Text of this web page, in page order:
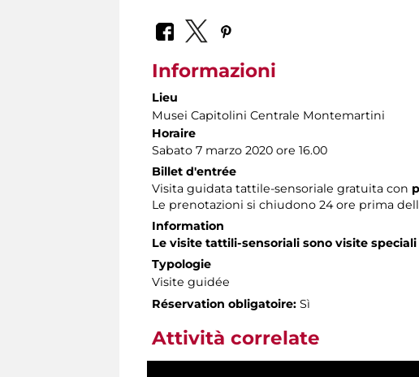
Informazioni
Lieu
Musei Capitolini Centrale Montemartini
Horaire
Sabato 7 marzo 2020 ore 16.00
Billet d'entrée
Visita guidata tattile-sensoriale gratuita con
Le prenotazioni si chiudono 24 ore prima
Information
Le visite tattili-sensoriali sono visite
Typologie
Visite guidée
Réservation obligatoire: Sì
Attività correlate